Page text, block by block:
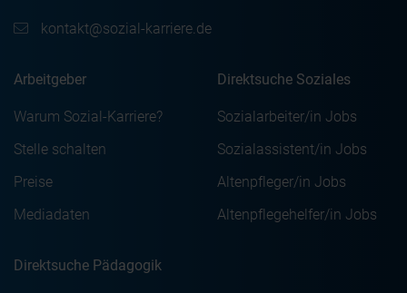
kontakt@sozial-karriere.de
Arbeitgeber
Warum Sozial-Karriere?
Stelle schalten
Preise
Mediadaten
Direktsuche Soziales
Sozialarbeiter/in Jobs
Sozialassistent/in Jobs
Altenpfleger/in Jobs
Altenpflegehelfer/in Jobs
Direktsuche Pädagogik